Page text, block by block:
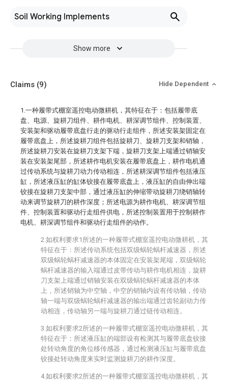
Soil Working Implements
Show more
Claims (9) Hide Dependent
1.一种履带式棚室遥控电动微耕机，其特征在于：包括履带底
盘、电源、旋耕刀组件、耕作电机、耕深调节组件、控制装置、
安装架和驱动履带底盘行走的驱动行走组件，所述安装架固定在
履带底盘上，所述旋耕刀组件包括旋耕刀、旋耕刀支架和销轴，
所述旋耕刀安装在旋耕刀支架下端，旋耕刀支架上端通过销轴安
装在安装架尾部，所述耕作电机安装在履带底盘上，耕作电机通
过传动系统与旋耕刀动力传动相连，所述耕深调节组件包括液压
缸，所述液压缸的缸体铰接在履带底盘上，液压缸的自由伸出端
铰接在旋耕刀支架中部，通过液压缸的伸缩带动旋耕刀绕销轴转
动来调节旋耕刀的耕作深度；所述电源为耕作电机、耕深调节组
件、控制装置和驱动行走组件供电，所述控制装置用于控制耕作
电机、耕深调节组件和驱动行走组件的动作。
2.如权利要求1所述的一种履带式棚室遥控电动微耕机，其
特征在于：所述传动系统包括双级蜗轮蜗杆减速器，所述
双级蜗轮蜗杆减速器的本体固定在安装架尾端，双级蜗轮
蜗杆减速器的输入端通过皮带传动与耕作电机相连，旋耕
刀支架上端通过销轴安装在双级蜗轮蜗杆减速器的本体
上，所述销轴为中空轴，中空的销轴内设有传动轴，传动
轴一端与双级蜗轮蜗杆减速器的输出端通过齿轮副动力传
动相连，传动轴另一端与旋耕刀通过链传动相连。
3.如权利要求2所述的一种履带式棚室遥控电动微耕机，其
特征在于：所述液压缸的端部设有检测其与履带底盘铰接
处转动角度的角位移传感器，通过检测液压缸与履带底盘
铰接处转动角度来实时监测旋耕刀的耕作深度。
4.如权利要求2所述的一种履带式棚室遥控电动微耕机，其